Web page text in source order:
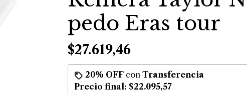
pedo Eras tour
$27.619,46
20% OFF con Transferencia
Precio final: $22.095,57